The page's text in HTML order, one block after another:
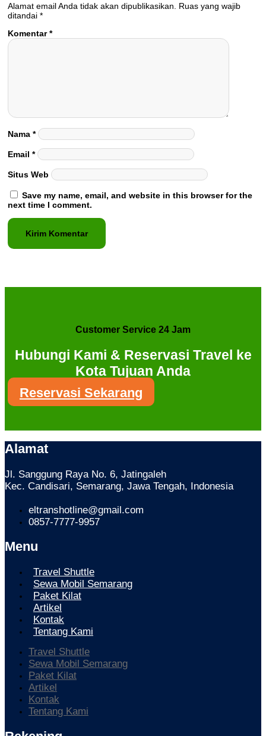
Alamat email Anda tidak akan dipublikasikan.
Ruas yang wajib
ditandai *
Komentar*
Nama *
Email *
Situs Web
Save my name, email, and website in this browser for the
next time I comment.
Customer Service 24 Jam
Hubungi Kami & Reservasi Travel ke
Kota Tujuan Anda
Reservasi Sekarang
Alamat
Jl. Sanggung Raya No. 6, Jatingaleh
Kec. Candisari, Semarang, Jawa Tengah, Indonesia
eltranshotline@gmail.com
0857-7777-9957
Menu
Travel Shuttle
Sewa Mobil Semarang
Paket Kilat
Artikel
Kontak
Tentang Kami
Travel Shuttle
Sewa Mobil Semarang
Paket Kilat
Artikel
Kontak
Tentang Kami